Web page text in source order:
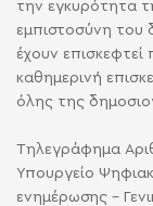
την εγκυρότητα
εμπιστοσύνη του
έχουν
καθημερινή
όλης της
Τηλεγράφημα
Υπουργείο
ενημέρωσης -